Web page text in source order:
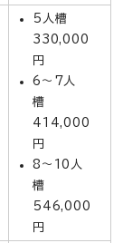
5人槽
330,000
円
6～7人
槽
414,000
円
8～10人
槽
546,000
円